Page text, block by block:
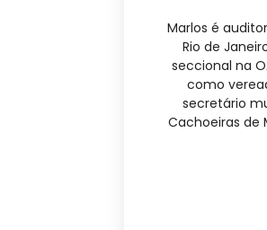
Marlos é
Rio de
seccional na
como
secretário
Cachoeiras de